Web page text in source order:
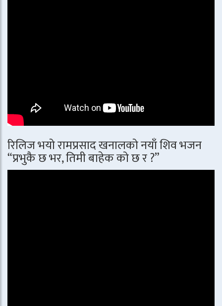
रिलिज भयो रामप्रसाद खनालको नयाँ शिव भजन
“प्रभुकै छ भर, तिमी बाहेक को छ र ?”